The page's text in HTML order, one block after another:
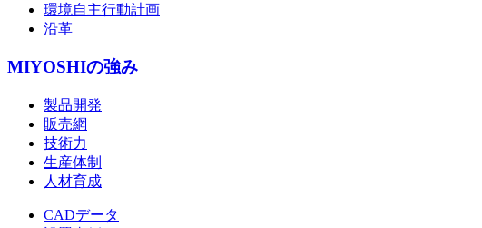
環境自主行動計画
沿革
MIYOSHIの強み
製品開発
販売網
技術力
生産体制
人材育成
CADデータ